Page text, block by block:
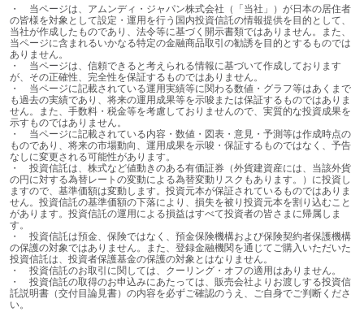
・	当ページは、アムンディ・ジャパン株式会社（「当社」）が日本の居住者
の皆様を対象として設定・運用を行う国内投資信託の情報提供を目的として、
当社が作成したものであり、法令等に基づく開示書類ではありません。また、
当ページに含まれるいかなる特定の金融商品取引の勧誘を目的とするものでは
ありません。
・	当ページは、信頼できると考えられる情報に基づいて作成しております
が、その正確性、完全性を保証するものではありません。
・	当ページに記載されている運用実績等に関わる数値・グラフ等はあくまで
も過去の実績であり、将来の運用成果等を示唆または保証するものではありま
せん。また、手数料・税金等を考慮しておりませんので、実質的な投資成果を
示すものではありません。
・	当ページに記載されている内容・数値・図表・意見・予測等は作成時点の
ものであり、将来の市場動向、運用成果を示唆・保証するものではなく、予告
なしに変更される可能性があります。
・	投資信託は、株式など値動きのある有価証券（外貨建資産には、当該外貨
の円に対する為替レートの変動による為替変動リスクもあります。）に投資し
ますので、基準価額は変動します。投資元本が保証されているものではありま
せん。投資信託の基準価額の下落により、損失を被り投資元本を割り込むこと
があります。投資信託の運用による損益はすべて投資者の皆さまに帰属しま
す。
・	投資信託は預金、保険ではなく、預金保険機構および保険契約者保護機構
の保護の対象ではありません。また、登録金融機関を通じてご購入いただいた
投資信託は、投資者保護基金の保護の対象とはなりません。
・	投資信託のお取引に関しては、クーリング・オフの適用はありません。
・	投資信託の取得のお申込みにあたっては、販売会社よりお渡しする投資信
託説明書（交付目論見書）の内容を必ずご確認のうえ、ご自身でご判断くださ
い。